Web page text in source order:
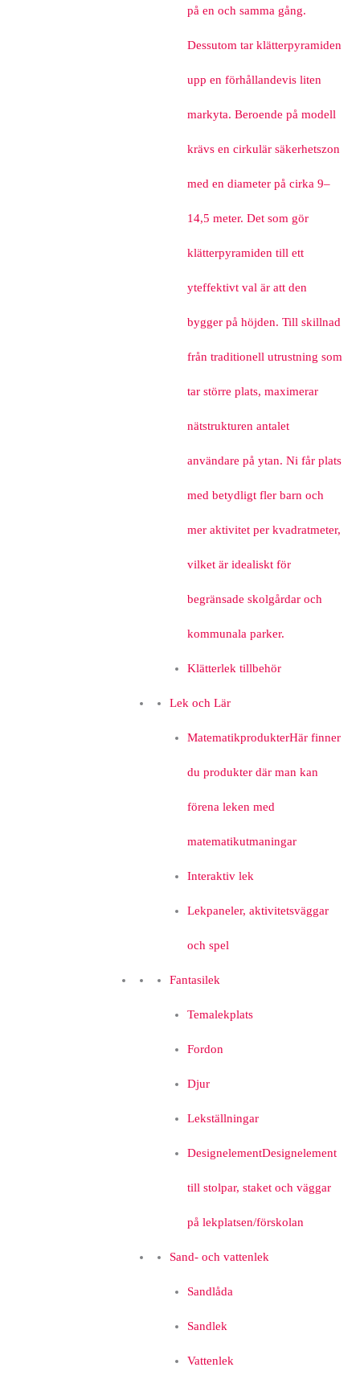
på en och samma gång.
Dessutom tar klätterpyramiden
upp en förhållandevis liten
markyta. Beroende på modell
krävs en cirkulär säkerhetszon
med en diameter på cirka 9–
14,5 meter. Det som gör
klätterpyramiden till ett
yteffektivt val är att den
bygger på höjden. Till skillnad
från traditionell utrustning som
tar större plats, maximerar
nätstrukturen antalet
användare på ytan. Ni får plats
med betydligt fler barn och
mer aktivitet per kvadratmeter,
vilket är idealiskt för
begränsade skolgårdar och
kommunala parker.
Klätterlek tillbehör
Lek och Lär
MatematikprodukterHär finner
du produkter där man kan
förena leken med
matematikutmaningar
Interaktiv lek
Lekpaneler, aktivitetsväggar
och spel
Fantasilek
Temalekplats
Fordon
Djur
Lekställningar
DesignelementDesignelement
till stolpar, staket och väggar
på lekplatsen/förskolan
Sand- och vattenlek
Sandlåda
Sandlek
Vattenlek